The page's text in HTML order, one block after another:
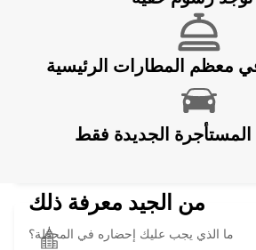
FRANKSTON - AUSTRALIA
MELBOURNE DANDENONG
المستأجرة الجديدة فقط
من الجيد معرفة ذلك
ما الذي يجب عليك إحضاره في المحطة؟